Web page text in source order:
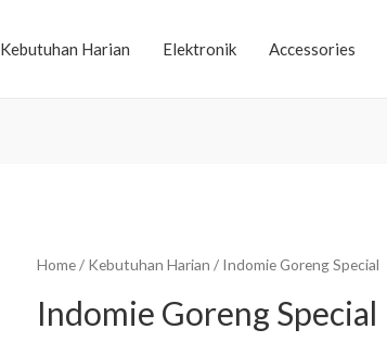
Kebutuhan Harian Elektronik Accessories
Home/ Kebutuhan Harian / Indomie Goreng Special
Indomie Goreng Special